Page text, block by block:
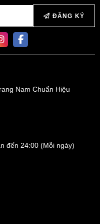
ĐĂNG KÝ
Nam Chuẩn Hiệu
đến 24:00 (Mỗi ngày)